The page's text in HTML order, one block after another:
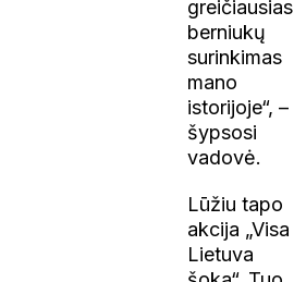
greičiausias
berniukų
surinkimas
mano
istorijoje“, –
šypsosi
vadovė.
Lūžiu tapo
akcija „Visa
Lietuva